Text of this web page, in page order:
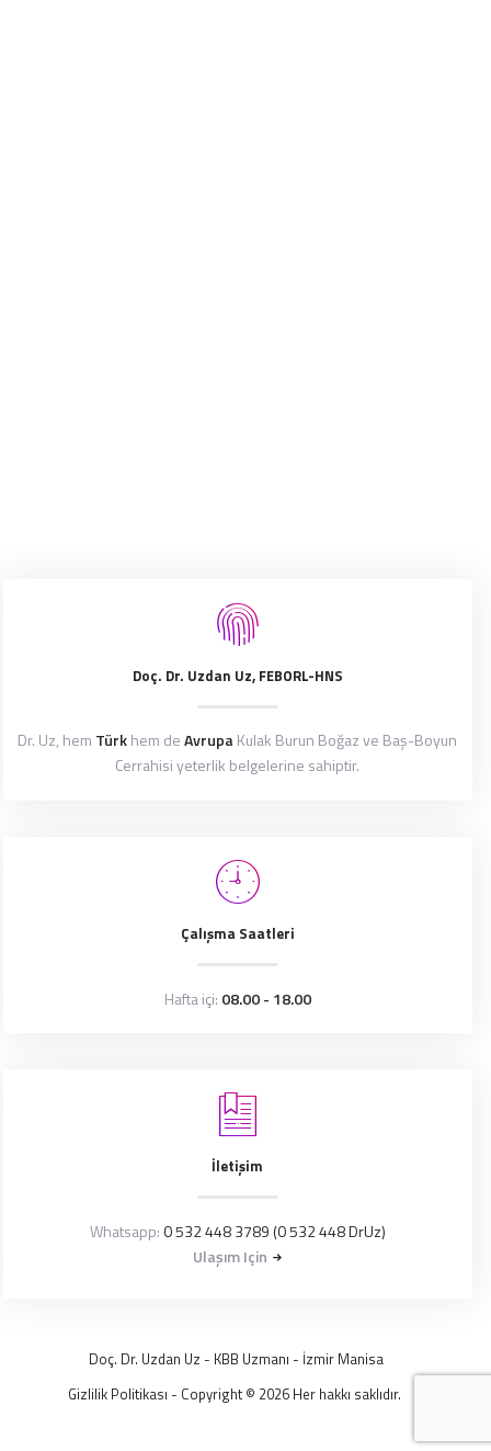
Doç. Dr. Uzdan Uz, FEBORL-HNS
Dr. Uz, hem Türkhem deAvrupaKulak Burun Boğaz ve Baş-Boyun
Cerrahisi yeterlik belgelerine sahiptir.
Çalışma Saatleri
Hafta içi: 08.00 - 18.00
İletişim
Whatsapp: 0 532 448 3789 (0 532 448 DrUz)
Ulaşım Için
Doç. Dr. Uzdan Uz - KBB Uzmanı - İzmir Manisa
Gizlilik Politikası - Copyright © 2026 Her hakkı saklıdır.